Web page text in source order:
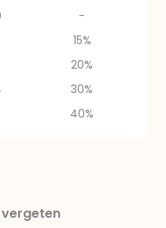
-
15%
20%
30%
40%